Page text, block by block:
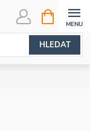
HLEDAT
NÁKUPNÍ
KOŠÍK